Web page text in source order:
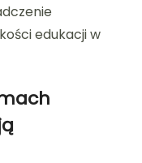
edukacji w